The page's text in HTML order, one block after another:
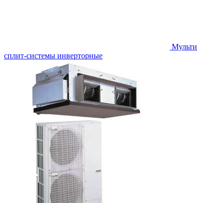
Мульти
сплит-системы инверторные